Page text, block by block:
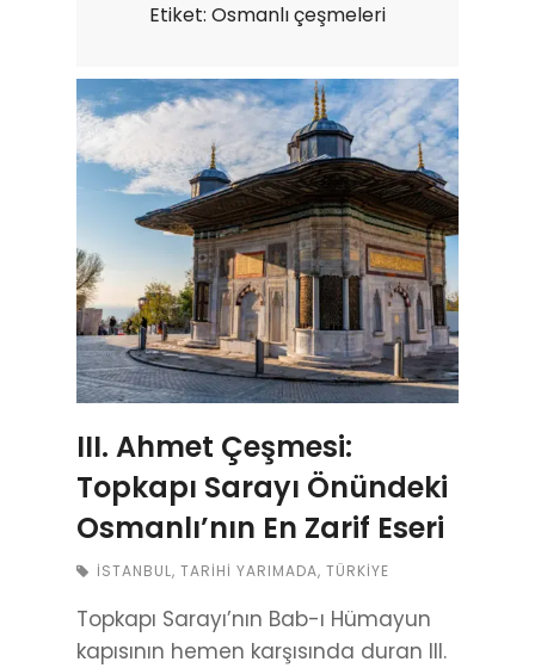
Etiket: Osmanlı çeşmeleri
III. Ahmet Çeşmesi:
Topkapı Sarayı Önündeki
Osmanlı’nın En Zarif Eseri
İSTANBUL, TARIHI YARIMADA, TÜRKIYE
Topkapı Sarayı’nın Bab-ı Hümayun
kapısının hemen karşısında duran III.